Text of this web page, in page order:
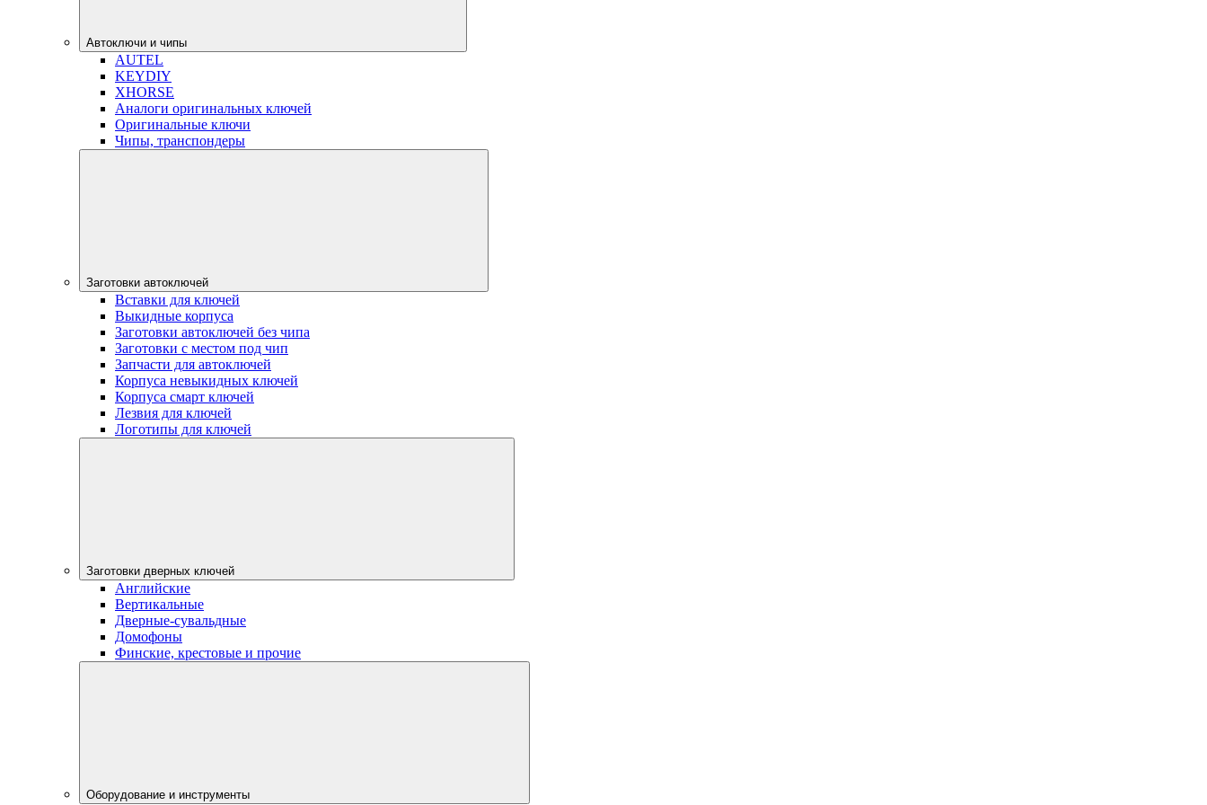
Автоключи и чипы
AUTEL
KEYDIY
XHORSE
Аналоги оригинальных ключей
Оригинальные ключи
Чипы, транспондеры
Заготовки автоключей
Вставки для ключей
Выкидные корпуса
Заготовки автоключей без чипа
Заготовки с местом под чип
Запчасти для автоключей
Корпуса невыкидных ключей
Корпуса смарт ключей
Лезвия для ключей
Логотипы для ключей
Заготовки дверных ключей
Английские
Вертикальные
Дверные-сувальдные
Домофоны
Финские, крестовые и прочие
Оборудование и инструменты